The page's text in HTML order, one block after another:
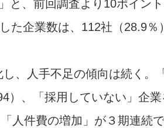
と、前回調査より10ポイン
た企業数は、112社（28.9％
、人手不足の傾向は続く。
）、「採用していない」企業
人件費の増加」が３期連続